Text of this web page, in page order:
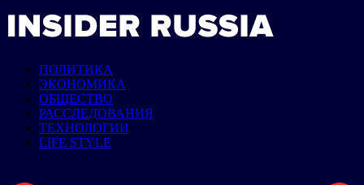
ПОЛИТИКА
ЭКОНОМИКА
ОБЩЕСТВО
РАССЛЕДОВАНИЯ
ТЕХНОЛОГИИ
LIFE STYLE